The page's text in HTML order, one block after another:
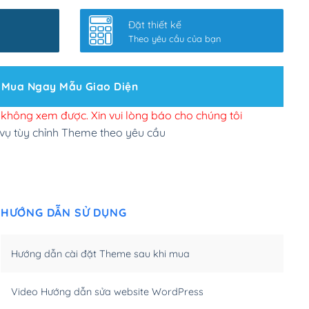
slider chính (+200,000₫)
site Wordpress(+100,000₫)
đăng web(+300,000₫)
tuỳ chọn
(+450,000₫)
Đặt thiết kế
Theo yêu cầu của bạn
Mua Ngay Mẫu Giao Diện
xem được. Xin vui lòng báo cho chúng tôi
tùy chỉnh Theme theo yêu cầu
HƯỚNG DẪN SỬ DỤNG
Hướng dẫn cài đặt Theme sau khi mua
Video Hướng dẫn sửa website WordPress